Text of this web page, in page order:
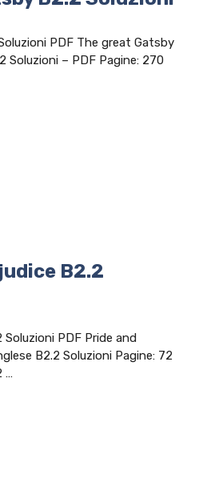
PDF The great Gatsby
Soluzioni – PDF Pagine: 270
B2.2
Soluzioni PDF Pride and
B2.2 Soluzioni Pagine: 72
…